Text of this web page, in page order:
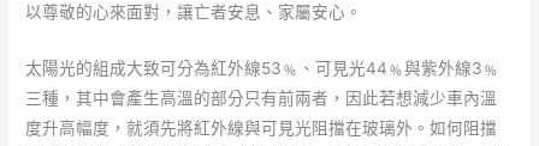
以尊敬的心來面對，讓亡者安息、家屬安心。
太陽光的組成大致可分為紅外線53﹪、可見光44﹪與紫外線3﹪
三種，其中會產生高溫的部分只有前兩者，因此若想減少車內溫
度升高幅度，就須先將紅外線與可見光阻擋在玻璃外。如何阻擋